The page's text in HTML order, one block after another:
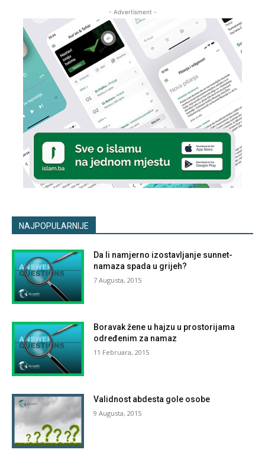
- Advertisment -
NAJPOPULARNIJE
Da li namjerno izostavljanje sunnet-
namaza spada u grijeh?
7 Augusta, 2015
Boravak žene u hajzu u prostorijama
određenim za namaz
11 Februara, 2015
Validnost abdesta gole osobe
9 Augusta, 2015